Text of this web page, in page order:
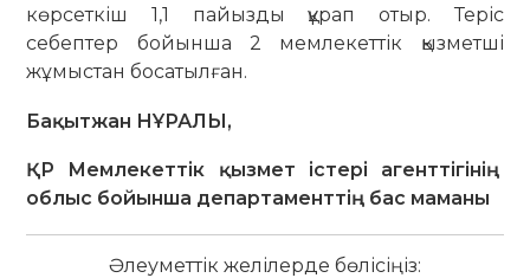
көрсеткіш 1,1 пайызды құрап отыр. Теріс
себептер бойынша 2 мемлекеттік қызметші
жұмыстан босатылған.
Бақытжан НҰРАЛЫ,
ҚР Мемлекеттік қызмет істері агенттігінің
облыс бойынша департаменттің бас маманы
Әлеуметтік желілерде бөлісіңіз: